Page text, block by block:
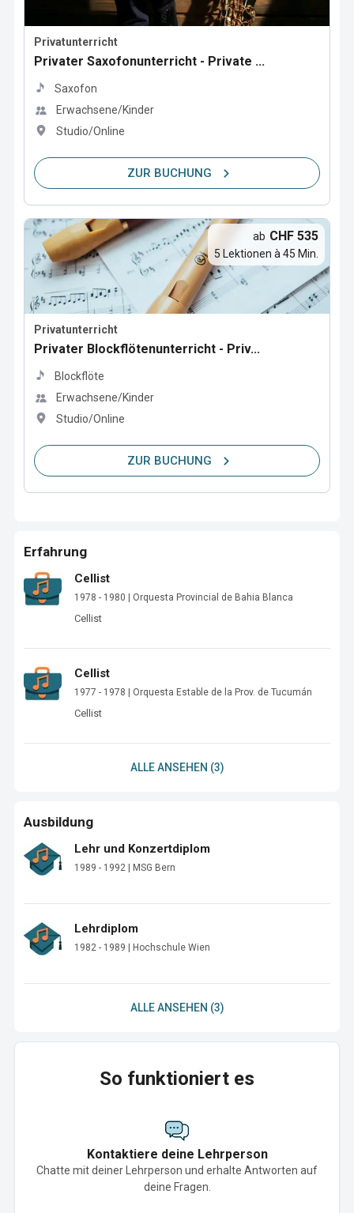
Privatunterricht
Privater Saxofonunterricht - Private ...
Saxofon
Erwachsene/Kinder
Studio/Online
ZUR BUCHUNG
Privatunterricht
Privater Blockflötenunterricht - Priv...
Blockflöte
Erwachsene/Kinder
Studio/Online
ab CHF 535
5 Lektionen à 45 Min.
ZUR BUCHUNG
Erfahrung
Cellist
1978 - 1980 | Orquesta Provincial de Bahia Blanca
Cellist
Cellist
1977 - 1978 | Orquesta Estable de la Prov. de Tucumán
Cellist
ALLE ANSEHEN (3)
Ausbildung
Lehr und Konzertdiplom
1989 - 1992 | MSG Bern
Lehrdiplom
1982 - 1989 | Hochschule Wien
ALLE ANSEHEN (3)
So funktioniert es
Kontaktiere deine Lehrperson
Chatte mit deiner Lehrperson und erhalte Antworten auf
deine Fragen.